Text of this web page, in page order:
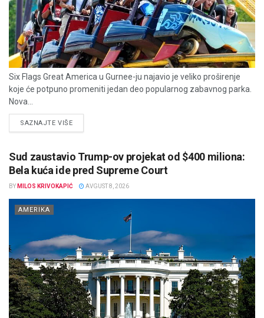
Six Flags Great America u Gurnee-ju najavio je veliko proširenje
koje će potpuno promeniti jedan deo popularnog zabavnog parka.
Nova...
SAZNAJTE VIŠEDETAILS
Sud zaustavio Trump-ov projekat od $400 miliona:
Bela kuća ide pred Supreme Court
BY MILOS KRIVOKAPIĆ AVGUST 8, 2026
AMERIKA